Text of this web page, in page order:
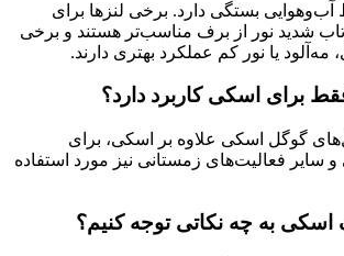
آب‌وهوایی بستگی دارد. برخی لنزها برای
شدید نور از برف مناسب‌تر هستند و برخی
مه‌آلود یا نور کم عملکرد بهتری دارند.
برای اسکی کاربرد دارد؟
گوگل اسکی علاوه بر اسکی، برای
و سایر فعالیت‌های زمستانی نیز مورد استفاده
اسکی به چه نکاتی توجه کنیم؟